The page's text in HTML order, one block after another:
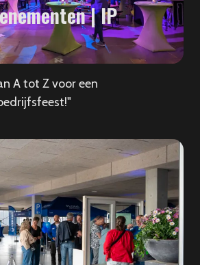
| IP
A tot Z voor een